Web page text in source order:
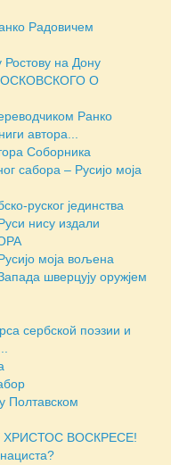
Радовичем
Ростову на Дону
О
Ранко
автора...
Соборника
сабора – Русијо моја
руског јединства
нису издали
моја вољена
шверцују оружјем
сербской поэзии и
Полтавском
ВОСКРЕСЕ!